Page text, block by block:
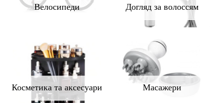
Велосипеди Догляд за волоссям
Косметика та аксесуари Масажери